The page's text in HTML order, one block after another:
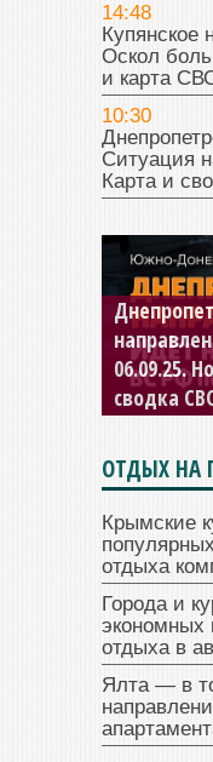
14:48
Купянское
Оскол
и карта
10:30
Ситуация
Карта и
06.09.25.
сводка
04.09.25
сводка
ОТДЫХ НА
Крымские
отдыха
Города и
экономных
отдыха в
Ялта — в